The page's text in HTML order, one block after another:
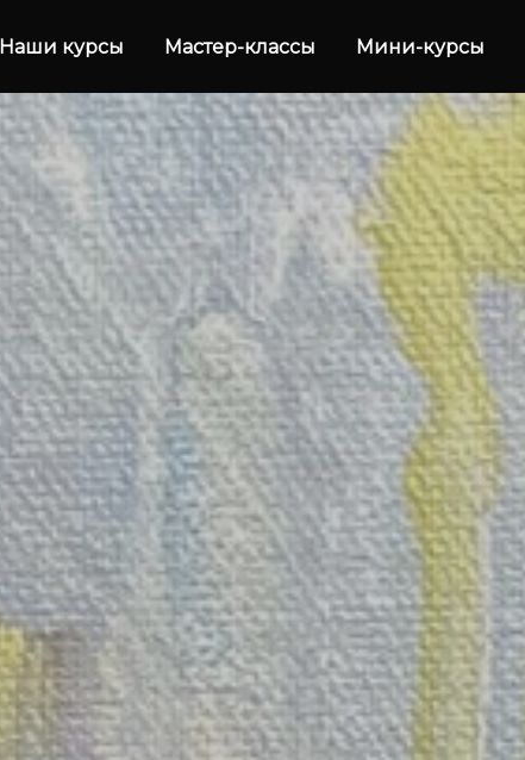
Наши курсы Мастер-классы Мини-курсы